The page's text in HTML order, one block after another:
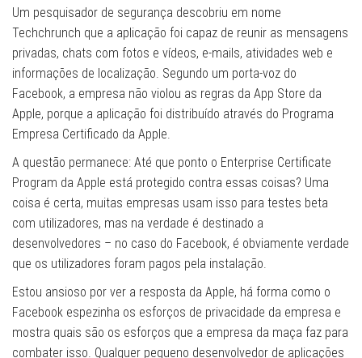
Um pesquisador de segurança descobriu em nome
Techchrunch que a aplicação foi capaz de reunir as mensagens
privadas, chats com fotos e vídeos, e-mails, atividades web e
informações de localização. Segundo um porta-voz do
Facebook, a empresa não violou as regras da App Store da
Apple, porque a aplicação foi distribuído através do Programa
Empresa Certificado da Apple.
A questão permanece: Até que ponto o Enterprise Certificate
Program da Apple está protegido contra essas coisas? Uma
coisa é certa, muitas empresas usam isso para testes beta
com utilizadores, mas na verdade é destinado a
desenvolvedores – no caso do Facebook, é obviamente verdade
que os utilizadores foram pagos pela instalação.
Estou ansioso por ver a resposta da Apple, há forma como o
Facebook espezinha os esforços de privacidade da empresa e
mostra quais são os esforços que a empresa da maça faz para
combater isso. Qualquer pequeno desenvolvedor de aplicações